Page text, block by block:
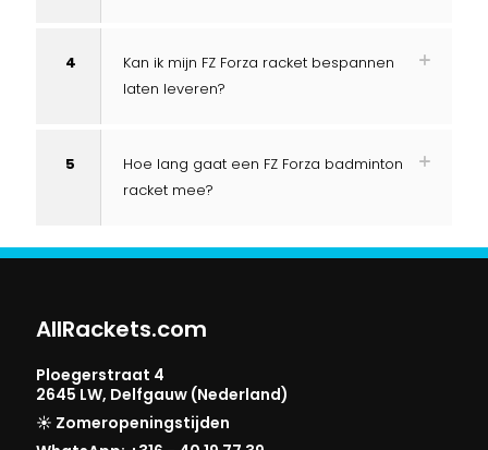
4
Kan ik mijn FZ Forza racket bespannen
laten leveren?
5
Hoe lang gaat een FZ Forza badminton
racket mee?
AllRackets.com
Ploegerstraat 4
2645 LW, Delfgauw (Nederland)
☀️ Zomeropeningstijden